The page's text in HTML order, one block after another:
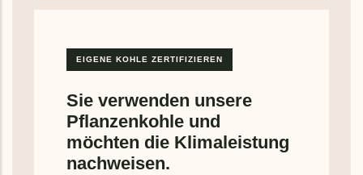
EIGENE KOHLE ZERTIFIZIEREN
Sie verwenden unsere
Pflanzenkohle und
möchten die Klimaleistung
nachweisen.